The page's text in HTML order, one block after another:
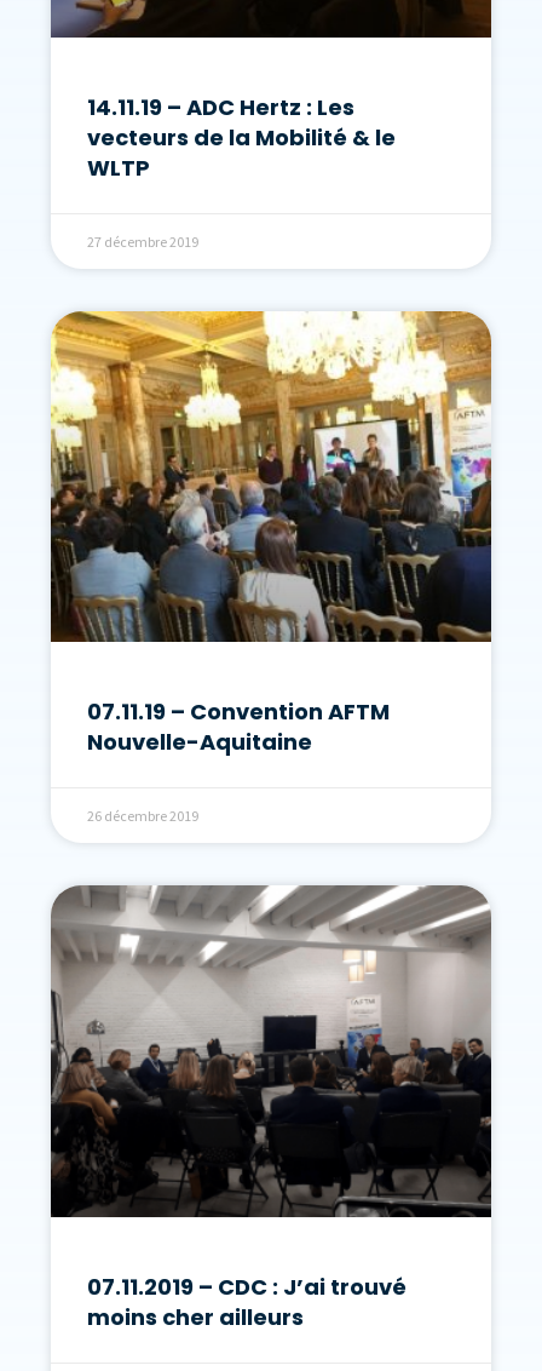
14.11.19 – ADC Hertz : Les
vecteurs de la Mobilité & le
WLTP
27 décembre 2019
07.11.19 – Convention AFTM
Nouvelle-Aquitaine
26 décembre 2019
07.11.2019 – CDC : J’ai trouvé
moins cher ailleurs